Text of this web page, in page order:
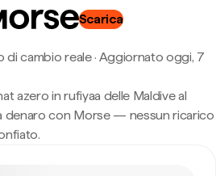
Scarica
di cambio reale· Aggiornato oggi, 7
azero in rufiyaa delle Maldive al
denaro con Morse — nessun ricarico